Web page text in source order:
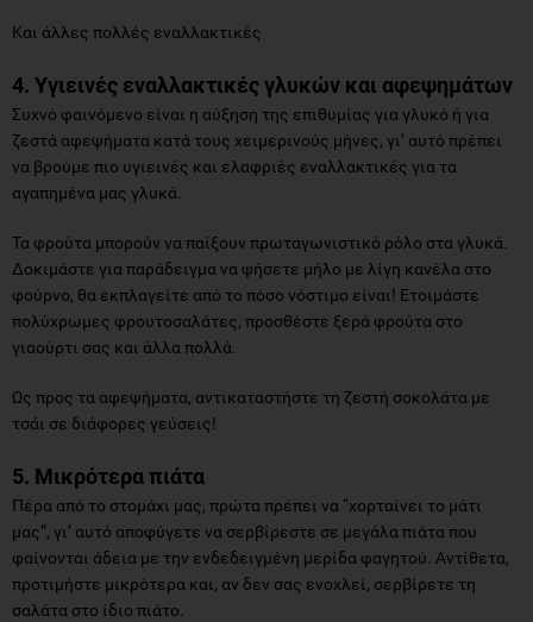
Και άλλες πολλές εναλλακτικές
4. Υγιεινές εναλλακτικές γλυκών και αφεψημάτων
Συχνό φαινόμενο είναι η αύξηση της επιθυμίας για γλυκό ή για
ζεστά αφεψήματα κατά τους χειμερινούς μήνες, γι’ αυτό πρέπει
να βρούμε πιο υγιεινές και ελαφριές εναλλακτικές για τα
αγαπημένα μας γλυκά.
Τα φρούτα μπορούν να παίξουν πρωταγωνιστικό ρόλο στα γλυκά.
Δοκιμάστε για παράδειγμα να ψήσετε μήλο με λίγη κανέλα στο
φούρνο, θα εκπλαγείτε από το πόσο νόστιμο είναι! Ετοιμάστε
πολύχρωμες φρουτοσαλάτες, προσθέστε ξερά φρούτα στο
γιαούρτι σας και άλλα πολλά.
Ως προς τα αφεψήματα, αντικαταστήστε τη ζεστή σοκολάτα με
τσάι σε διάφορες γεύσεις!
5. Μικρότερα πιάτα
Πέρα από το στομάχι μας, πρώτα πρέπει να “χορταίνει το μάτι
μας”, γι’ αυτό αποφύγετε να σερβίρεστε σε μεγάλα πιάτα που
φαίνονται άδεια με την ενδεδειγμένη μερίδα φαγητού. Αντίθετα,
προτιμήστε μικρότερα και, αν δεν σας ενοχλεί, σερβίρετε τη
σαλάτα στο ίδιο πιάτο.